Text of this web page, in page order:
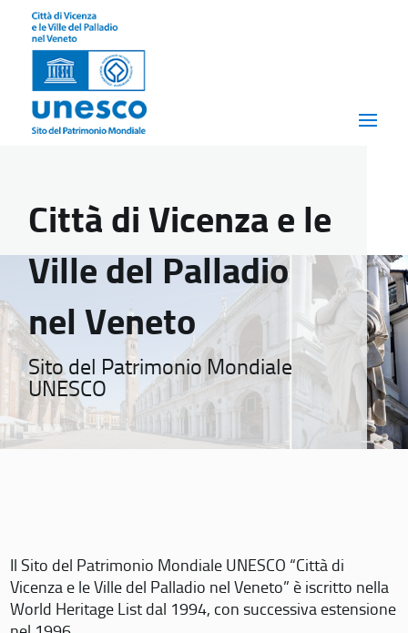
Città di Vicenza e le
Ville del Palladio
nel Veneto
Sito del Patrimonio Mondiale
UNESCO
Il Sito del Patrimonio Mondiale UNESCO “Città di
Vicenza e le Ville del Palladio nel Veneto” è iscritto nella
World Heritage List dal 1994, con successiva estensione